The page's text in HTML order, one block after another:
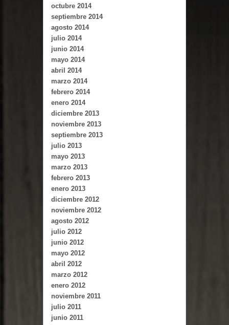
octubre 2014
septiembre 2014
agosto 2014
julio 2014
junio 2014
mayo 2014
abril 2014
marzo 2014
febrero 2014
enero 2014
diciembre 2013
noviembre 2013
septiembre 2013
julio 2013
mayo 2013
marzo 2013
febrero 2013
enero 2013
diciembre 2012
noviembre 2012
agosto 2012
julio 2012
junio 2012
mayo 2012
abril 2012
marzo 2012
enero 2012
noviembre 2011
julio 2011
junio 2011